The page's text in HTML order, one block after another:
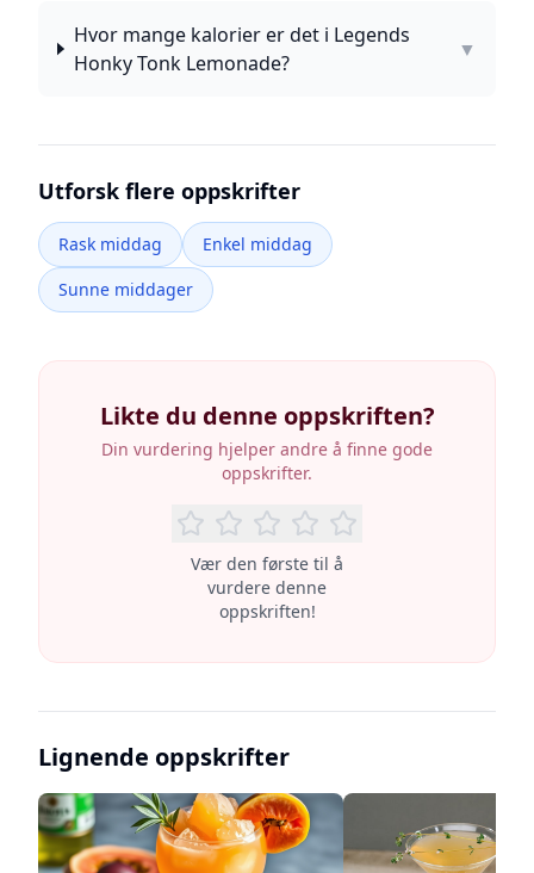
Hvor mange kalorier er det i Legends
Honky Tonk Lemonade?
▼
Utforsk flere oppskrifter
Rask middag
Enkel middag
Sunne middager
Likte du denne oppskriften?
Din vurdering hjelper andre å finne gode
oppskrifter.
Vær den første til å
vurdere denne
oppskriften!
Lignende oppskrifter